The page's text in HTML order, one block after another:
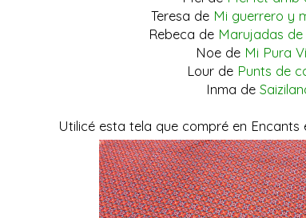
Teresa de Mi guerrero y
Rebeca deMarujadas de
Noe de Mi Pura
Lour de Punts de
Inma de
Utilicé esta tela que compré en Encants